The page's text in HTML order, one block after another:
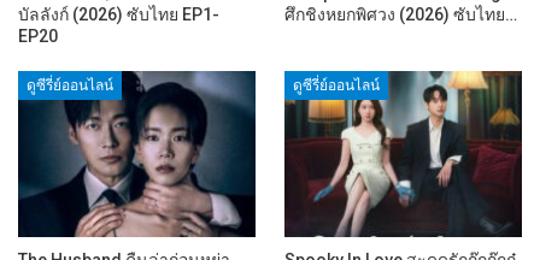
บัลลังก์ (2026) ซับไทย EP1-
EP20
ศึกชิงหยกพิศวง (2026) ซับไทย…
ดูซีรี่ย์ออนไลน์ ดูซีรี่ย์ออนไลน์